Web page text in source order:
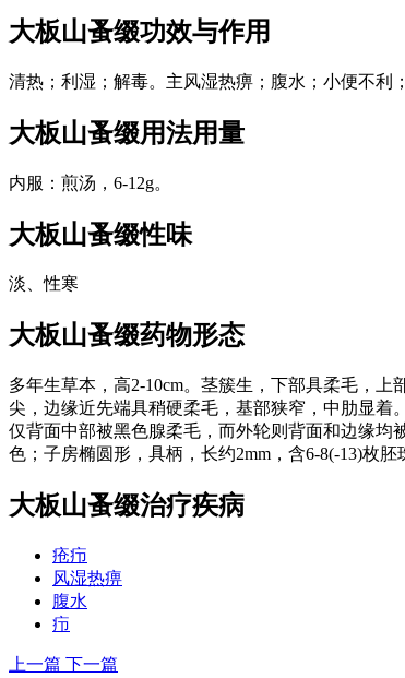
大板山蚤缀功效与作用
清热；利湿；解毒。主风湿热痹；腹水；小便不利
大板山蚤缀用法用量
内服：煎汤，6-12g。
大板山蚤缀性味
淡、性寒
大板山蚤缀药物形态
多年生草本，高2-10cm。茎簇生，下部具柔毛，上
尖，边缘近先端具稍硬柔毛，基部狭窄，中肋显着
仅背面中部被黑色腺柔毛，而外轮则背面和边缘均
色；子房椭圆形，具柄，长约2mm，含6-8(-13)枚胚
大板山蚤缀治疗疾病
疮疖
风湿热痹
腹水
疖
上一篇 下一篇